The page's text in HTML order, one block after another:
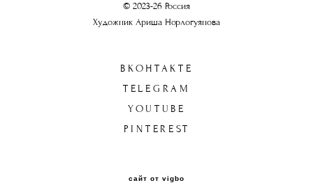
© 2023-26 Россия
Художник Ариша Норлогуянова
ВКОНТАКТЕ
TELEGRAM
YOUTUBE
PINTEREST
сайт от vigbo